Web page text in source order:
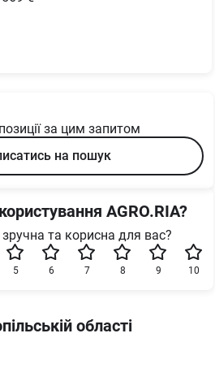
за цим запитом
на пошук
AGRO.RIA?
та корисна для вас?
10
9
8
7
6
5
області